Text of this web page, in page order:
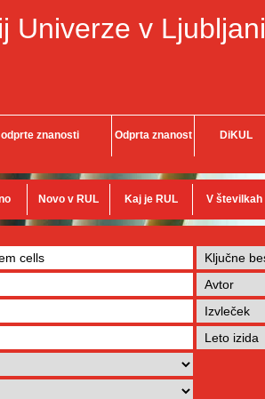
Univerze v Ljubljani
znanosti Odprta znanost DiKUL
Novo v RUL Kaj je RUL V številkah